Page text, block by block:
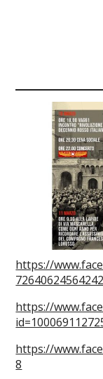
https://
https://
https://
8